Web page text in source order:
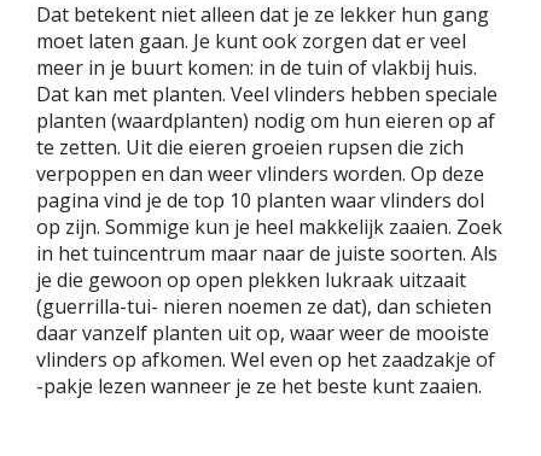
Dat betekent niet alleen dat je ze lekker hun gang
moet laten gaan. Je kunt ook zorgen dat er veel
meer in je buurt komen: in de tuin of vlakbij huis.
Dat kan met planten. Veel vlinders hebben speciale
planten (waardplanten) nodig om hun eieren op af
te zetten. Uit die eieren groeien rupsen die zich
verpoppen en dan weer vlinders worden. Op deze
pagina vind je de top 10 planten waar vlinders dol
op zijn. Sommige kun je heel makkelijk zaaien. Zoek
in het tuincentrum maar naar de juiste soorten. Als
je die gewoon op open plekken lukraak uitzaait
(guerrilla-tui- nieren noemen ze dat), dan schieten
daar vanzelf planten uit op, waar weer de mooiste
vlinders op afkomen. Wel even op het zaadzakje of
-pakje lezen wanneer je ze het beste kunt zaaien.